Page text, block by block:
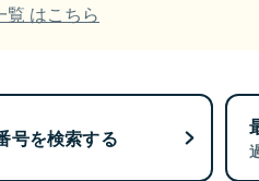
はこちら
号を検索する